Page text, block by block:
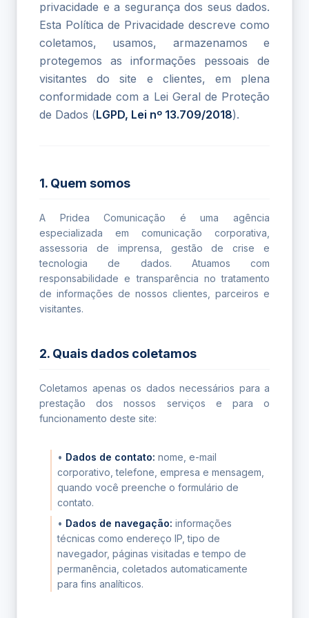
privacidade e a segurança dos seus dados.
Esta Política de Privacidade descreve como
coletamos, usamos, armazenamos e
protegemos as informações pessoais de
visitantes do site e clientes, em plena
conformidade com a Lei Geral de Proteção
de Dados (LGPD, Lei nº 13.709/2018).
1. Quem somos
A Pridea Comunicação é uma agência
especializada em comunicação corporativa,
assessoria de imprensa, gestão de crise e
tecnologia de dados. Atuamos com
responsabilidade e transparência no tratamento
de informações de nossos clientes, parceiros e
visitantes.
2. Quais dados coletamos
Coletamos apenas os dados necessários para a
prestação dos nossos serviços e para o
funcionamento deste site:
• Dados de contato: nome, e-mail
corporativo, telefone, empresa e mensagem,
quando você preenche o formulário de
contato.
• Dados de navegação: informações
técnicas como endereço IP, tipo de
navegador, páginas visitadas e tempo de
permanência, coletados automaticamente
para fins analíticos.